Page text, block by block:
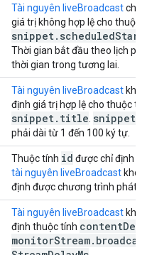
Tài nguyên liveBroadcast
giá trị không hợp lệ cho thuộc
snippet. scheduledStart
Thời gian bắt đầu theo lịch
thời gian trong tương lai.
Tài nguyên liveBroadcast
định giá trị hợp lệ cho thuộc
snippet. title snippet
phải dài từ 1 đến 100 ký tự.
Thuộc tính id được chỉ định
tài nguyên liveBroadcast
định được chương trình phát
Tài nguyên liveBroadcast
định thuộc tính content
monitorStream.